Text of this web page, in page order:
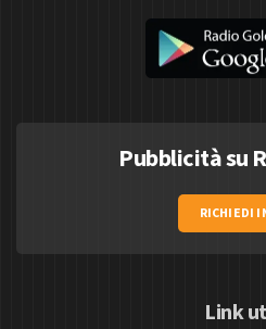
Pubblicità su
RICHIEDI
Link